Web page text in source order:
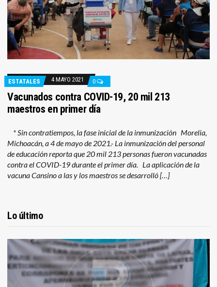
ESTATALES 4 MAYO 2021 0
Vacunados contra COVID-19, 20 mil 213
maestros en primer día
* Sin contratiempos, la fase inicial de la inmunización Morelia,
Michoacán, a 4 de mayo de 2021.- La inmunización del personal
de educación reporta que 20 mil 213 personas fueron vacunadas
contra el COVID-19 durante el primer día. La aplicación de la
vacuna Cansino a las y los maestros se desarrolló […]
Lo último